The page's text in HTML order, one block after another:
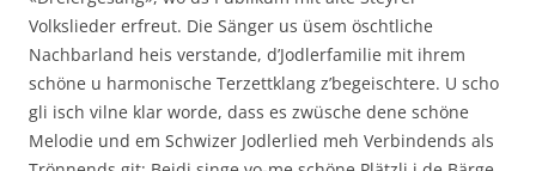
Volkslieder erfreut. Die Sänger us üsem öschtliche
Nachbarland heis verstande, d’Jodlerfamilie mit ihrem
schöne u harmonische Terzettklang z’begeischtere. U scho
gli isch vilne klar worde, dass es zwüsche dene schöne
Melodie und em Schwizer Jodlerlied meh Verbindends als